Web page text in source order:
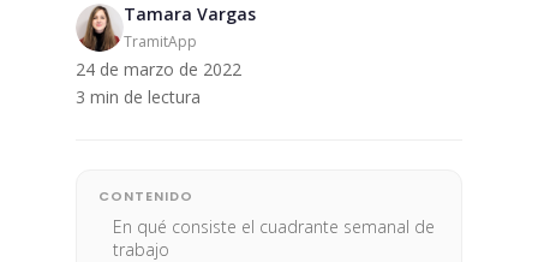
Tamara Vargas
TramitApp
24 de marzo de 2022
3 min de lectura
CONTENIDO
En qué consiste el cuadrante semanal de
trabajo